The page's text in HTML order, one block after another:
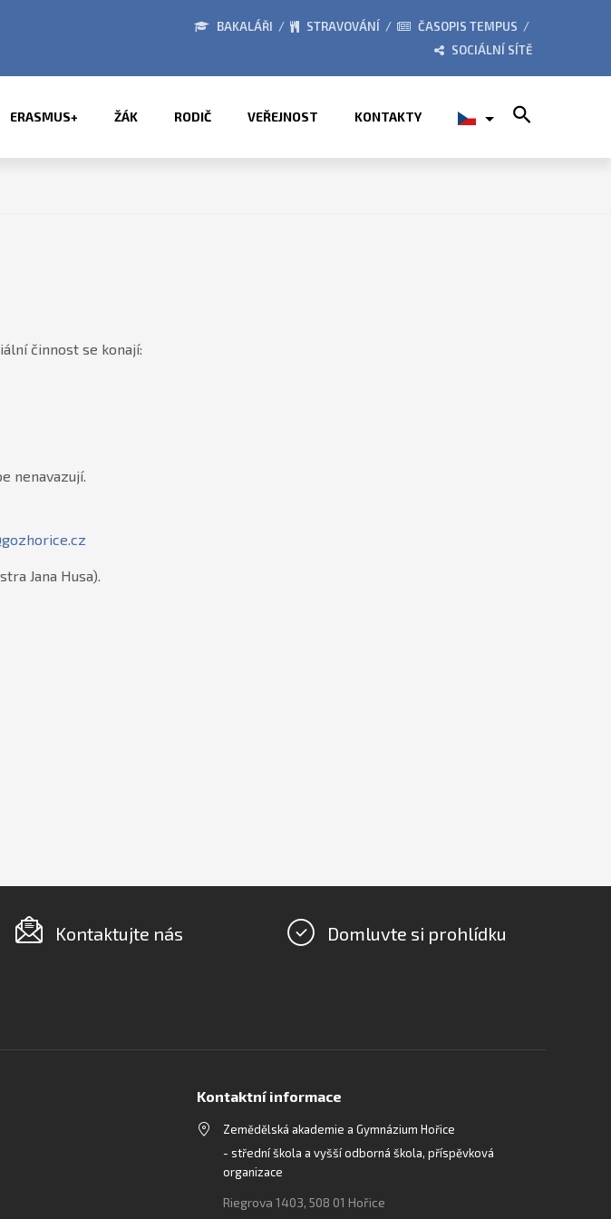
ÚŘEDNÍ HODINY V OBDOBÍ LETNÍCH PRÁZDNIN PŘÍMĚSTSKÉ TÁBORY
BAKALÁŘI STRAVOVÁNÍ
ČASOPIS TEMPUS
SOCIÁLNÍ SÍTĚ
ERASMUS+ ŽÁK RODIČ VEŘEJNOST KONTAKTY
činnost se konají:
nenavazují.
Jana Husa).
Kontaktujte nás Domluvte si prohlídku
Kontaktní informace
Zemědělská akademie a Gymnázium Hořice
- střední škola a vyšší odborná škola, příspěvková
organizace
Riegrova 1403, 508 01 Hořice